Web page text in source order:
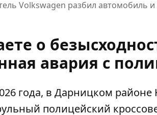
Volkswagen разбил автомобиль
о
авария с
года, в Дарницком
полицейский